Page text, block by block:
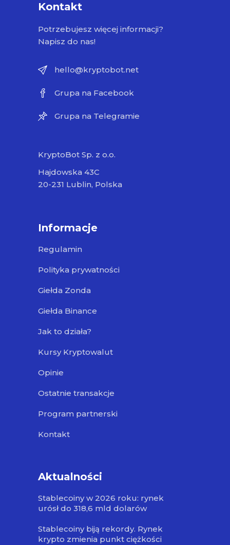
Kontakt
Potrzebujesz więcej informacji?
Napisz do nas!
hello@kryptobot.net
Grupa na Facebook
Grupa na Telegramie
KryptoBot Sp. z o.o.
Hajdowska 43C
20-231 Lublin, Polska
Informacje
Regulamin
Polityka prywatności
Giełda Zonda
Giełda Binance
Jak to działa?
Kursy Kryptowalut
Opinie
Ostatnie transakcje
Program partnerski
Kontakt
Aktualności
Stablecoiny w 2026 roku: rynek
urósł do 318,6 mld dolarów
Stablecoiny biją rekordy. Rynek
krypto zmienia punkt ciężkości